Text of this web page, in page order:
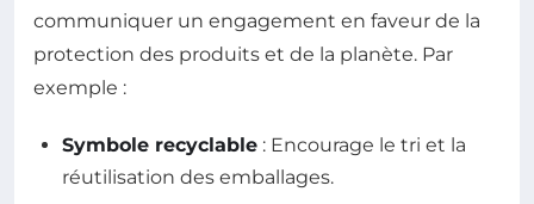
communiquer un engagement en faveur de la
protection des produits et de la planète. Par
exemple :
Symbole recyclable : Encourage le tri et la
réutilisation des emballages.